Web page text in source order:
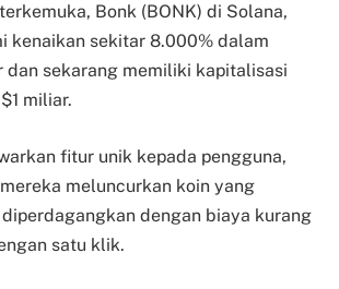
Bonk (BONK) di Solana,
kenaikan sekitar 8.000% dalam
dan sekarang memiliki kapitalisasi
miliar.
fitur unik kepada pengguna,
meluncurkan koin yang
dengan biaya kurang
satu klik.